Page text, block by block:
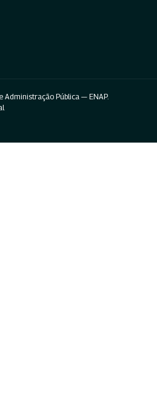
Pública — ENAP.